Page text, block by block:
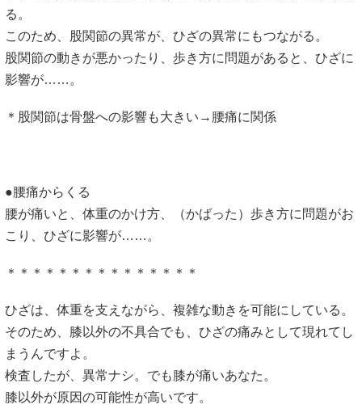
る。
このため、股関節の異常が、ひざの異常にもつながる。
股関節の動きが悪かったり、歩き方に問題があると、ひざに
影響が……。
＊股関節は骨盤への影響も大きい→腰痛に関係
●腰痛からくる
腰が痛いと、体重のかけ方、（かばった）歩き方に問題がお
こり、ひざに影響が……。
＊＊＊＊＊＊＊＊＊＊＊＊＊＊＊
ひざは、体重を支えながら、複雑な動きを可能にしている。
そのため、膝以外の不具合でも、ひざの痛みとして現れてし
まうんですよ。
検査したが、異常ナシ。でも膝が痛いあなた。
膝以外が原因の可能性が高いです。